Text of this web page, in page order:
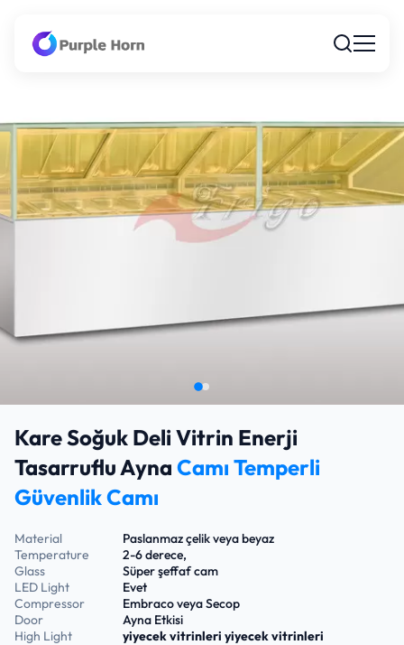
Kare Soğuk Deli Vitrin Enerji
Tasarruflu Ayna Camı Temperli
Güvenlik Camı
Material
Paslanmaz çelik veya beyaz
Temperature
2-6 derece,
Glass
Süper şeffaf cam
LED Light
Evet
Compressor
Embraco veya Secop
Door
Ayna Etkisi
High Light
yiyecek vitrinleri yiyecek vitrinleri